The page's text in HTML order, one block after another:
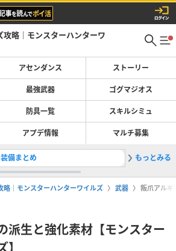
攻略｜モンスターハンターワ
アセンダンス ストーリー
最強武器 ゴグマジオス
防具一覧 スキルシミュ
アプデ情報 マルチ募集
備まとめ 2Switch2
もっとみる
略｜モンスターハンターワイルズ 武器 叛爪アルギ
派生と強化素材【モンスター